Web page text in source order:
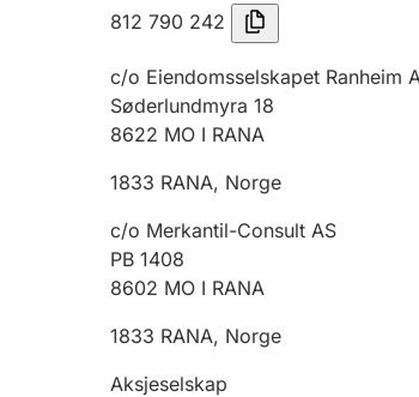
812 790 242
c/o Eiendomsselskapet Ranheim
Søderlundmyra 18
8622 MO I RANA
1833 RANA, Norge
c/o Merkantil-Consult AS
PB 1408
8602 MO I RANA
1833 RANA, Norge
Aksjeselskap